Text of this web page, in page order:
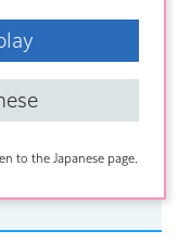
to the Japanese page.